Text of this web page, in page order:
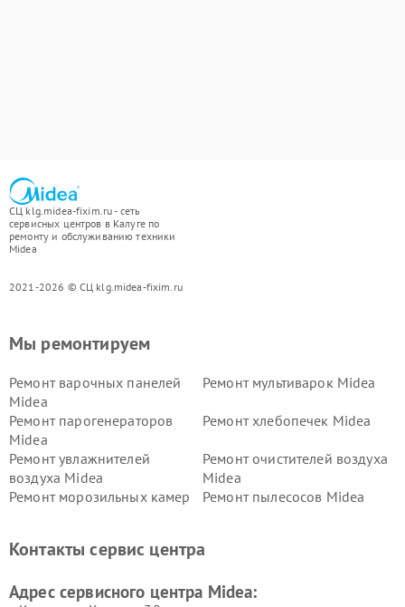
СЦ klg.midea-fixim.ru - сеть
сервисных центров в Калуге по
ремонту и обслуживанию техники
Midea
2021-2026 © СЦ klg.midea-fixim.ru
Мы ремонтируем
Ремонт варочных панелей
Midea
Ремонт мультиварок Midea
Ремонт парогенераторов
Midea
Ремонт хлебопечек Midea
Ремонт увлажнителей
воздуха Midea
Ремонт очистителей воздуха
Midea
Ремонт морозильных камер
Ремонт пылесосов Midea
пылесосов Midea
Midea
Контакты сервис центра
Адрес сервисного центра Midea: